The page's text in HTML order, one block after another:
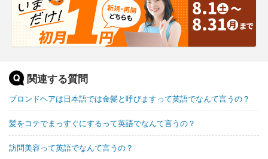
関連する質問
ブロンドヘアは日本語では金髪と呼びますって英語でなんて言うの？
髪をコテでまっすぐにするって英語でなんて言うの？
訪問美容って英語でなんて言うの？